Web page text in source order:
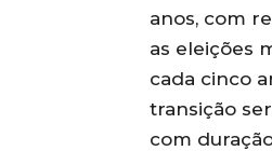
anos, com
as eleições
cada cinco
transição
com